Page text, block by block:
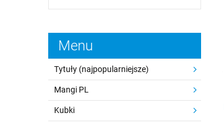
Menu
Tytuły (najpopularniejsze)
Mangi PL
Kubki